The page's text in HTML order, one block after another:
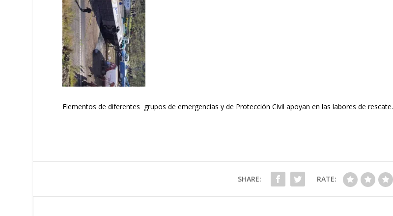
Elementos de diferentes grupos de emergencias y de Protección Civil apoyan en las labores de rescate.
SHARE: RATE: